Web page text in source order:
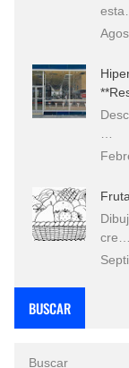
esta…
cre…
BUSCAR